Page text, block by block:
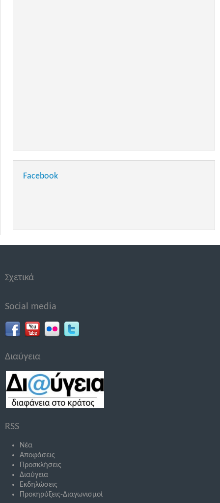
Facebook
Σχετικά
Social media
Διαύγεια
RSS
Νέα
Αποφάσεις
Προσκλήσεις
Διαύγεια
Εκδηλώσεις
Προκηρύξεις-Διαγωνισμοί